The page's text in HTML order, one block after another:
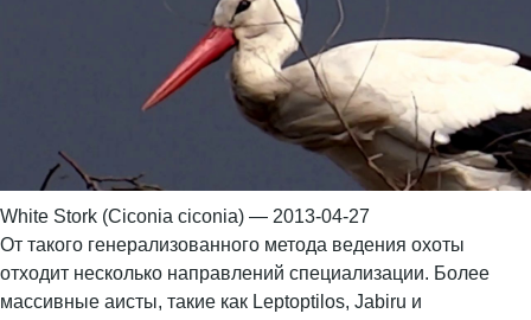
White Stork (Ciconia ciconia) — 2013-04-27
От такого генерализованного метода ведения охоты
отходит несколько направлений специализации. Более
массивные аисты, такие как Leptoptilos, Jabiru и